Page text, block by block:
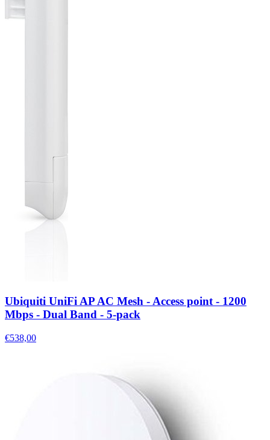
Ubiquiti UniFi AP AC Mesh - Access point - 1200
Mbps - Dual Band - 5-pack
€538,00